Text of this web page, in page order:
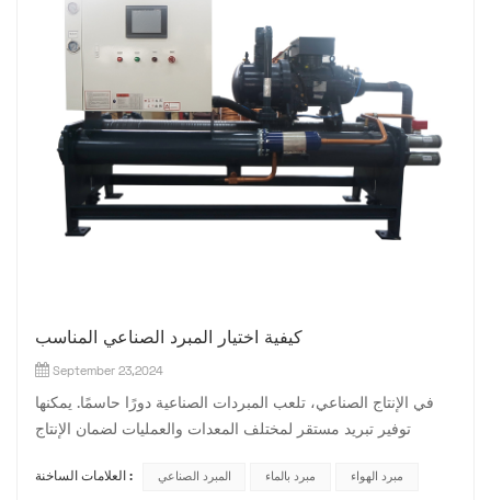
كيفية اختيار المبرد الصناعي المناسب
September 23,2024
في الإنتاج الصناعي، تلعب المبردات الصناعية دورًا حاسمًا. يمكنها
توفير تبريد مستقر لمختلف المعدات والعمليات لضمان الإنتاج
للمبردات الصناعية الموجودة في السوق، كيف يمكننا اختيار النوع
العلامات الساخنة : المبرد الصناعي مبرد بالماء مبرد الهواء